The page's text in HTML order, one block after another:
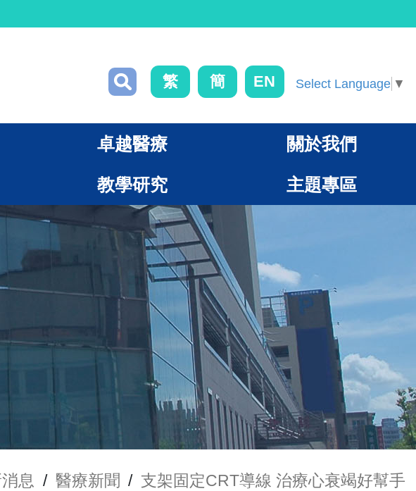
繁 簡 EN Select Language ▼
卓越醫療 關於我們
教學研究 主題專區
息 / 醫療新聞 / 支架固定CRT導線 治療心衰竭好幫手